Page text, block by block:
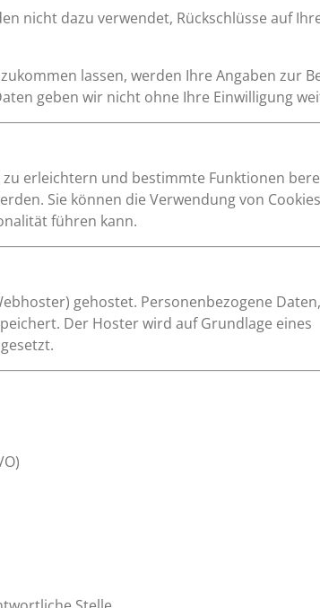
nicht dazu verwendet, Rückschlüsse auf
lassen, werden Ihre Angaben zur
geben wir nicht ohne Ihre Einwilligung
erleichtern und bestimmte Funktionen
Sie können die Verwendung von
führen kann.
gehostet. Personenbezogene
Der Hoster wird auf Grundlage eines